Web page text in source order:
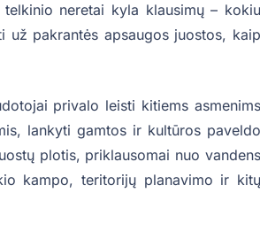
neretai kyla klausimų – kokiu
pakrantės apsaugos juostos, kaip
privalo leisti kitiems asmenims
lankyti gamtos ir kultūros paveldo
plotis, priklausomai nuo vandens
kampo, teritorijų planavimo ir kitų